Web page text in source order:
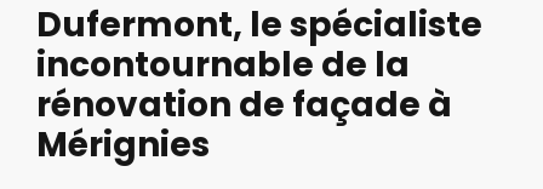
Dufermont, le spécialiste
incontournable de la
rénovation de façade à
Mérignies